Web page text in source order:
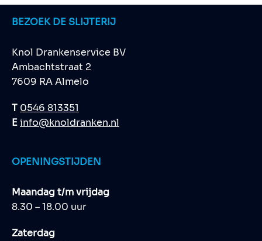
BEZOEK DE SLIJTERIJ
Knol Drankenservice BV
Ambachtstraat 2
7609 RA Almelo
T 0546 813351
Einfo@knoldranken.nl
OPENINGSTIJDEN
Maandag t/m vrijdag
8.30 – 18.00 uur
Zaterdag